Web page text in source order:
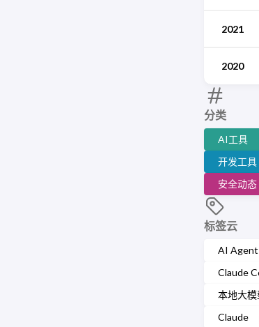
2021
2020
分类
AI工具
开发工具
安全动态
标签云
AI Agent
Claude
本地大模
Claude